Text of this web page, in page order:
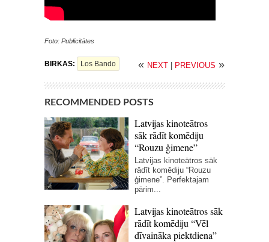
Foto: Publicitātes
BIRKAS: Los Bando « NEXT PREVIOUS »
RECOMMENDED POSTS
Latvijas kinoteātros
sāk rādīt komēdiju
“Rouzu ģimene”
Latvijas kinoteātros sāk
rādīt komēdiju “Rouzu
ģimene”. Perfektajam
pārim...
Latvijas kinoteātros sāk
rādīt komēdiju “Vēl
dīvaināka piektdiena”